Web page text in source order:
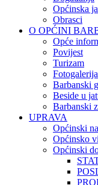
Općinska
Obrasci
O OPĆINI
Opće
Povijest
Turizam
Fotogalerija
Barbanski
Beside u
Barbanski
UPRAVA
Općinski
Općinsko
Općinski